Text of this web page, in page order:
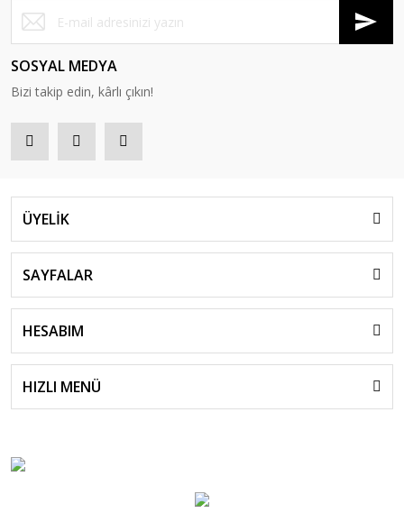
SOSYAL MEDYA
Bizi takip edin, kârlı çıkın!
ÜYELİK
SAYFALAR
HESABIM
HIZLI MENÜ